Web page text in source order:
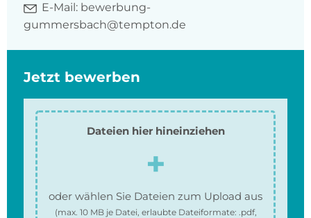
E-Mail: bewerbung-
gummersbach@tempton.de
Jetzt bewerben
Dateien hier hineinziehen
oder wählen Sie Dateien zum Upload aus
(max. 10 MBje Datei, erlaubte Dateiformate: .pdf,